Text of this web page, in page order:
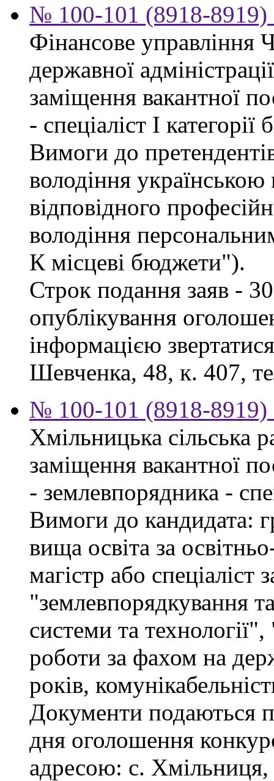
№ 100-101 (8918-8919)
Фінансове управління
державної
заміщення вакантної
- спеціаліст І
Вимоги до
володіння
відповідного
володіння
К місцеві бюджети").
Строк подання заяв -
опублікування
інформацією
Шевченка, 48, к. 407,
№ 100-101 (8918-8919)
Хмільницька сільська
заміщення вакантної
- землевпорядника -
Вимоги до кандидата:
вища освіта за
магістр або спеціаліст
"землевпорядкування
системи та технології",
роботи за фахом на
років,
Документи подаються
дня оголошення
адресою: с.